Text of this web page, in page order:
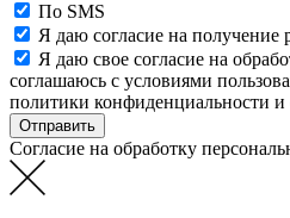
По SMS
Я даю согласие на получение
Я даю свое согласие на
соглашаюсь с условиями
политики конфиденциальности и
Согласие на обработку